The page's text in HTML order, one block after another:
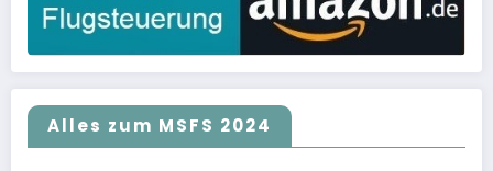
Alles zum MSFS 2024